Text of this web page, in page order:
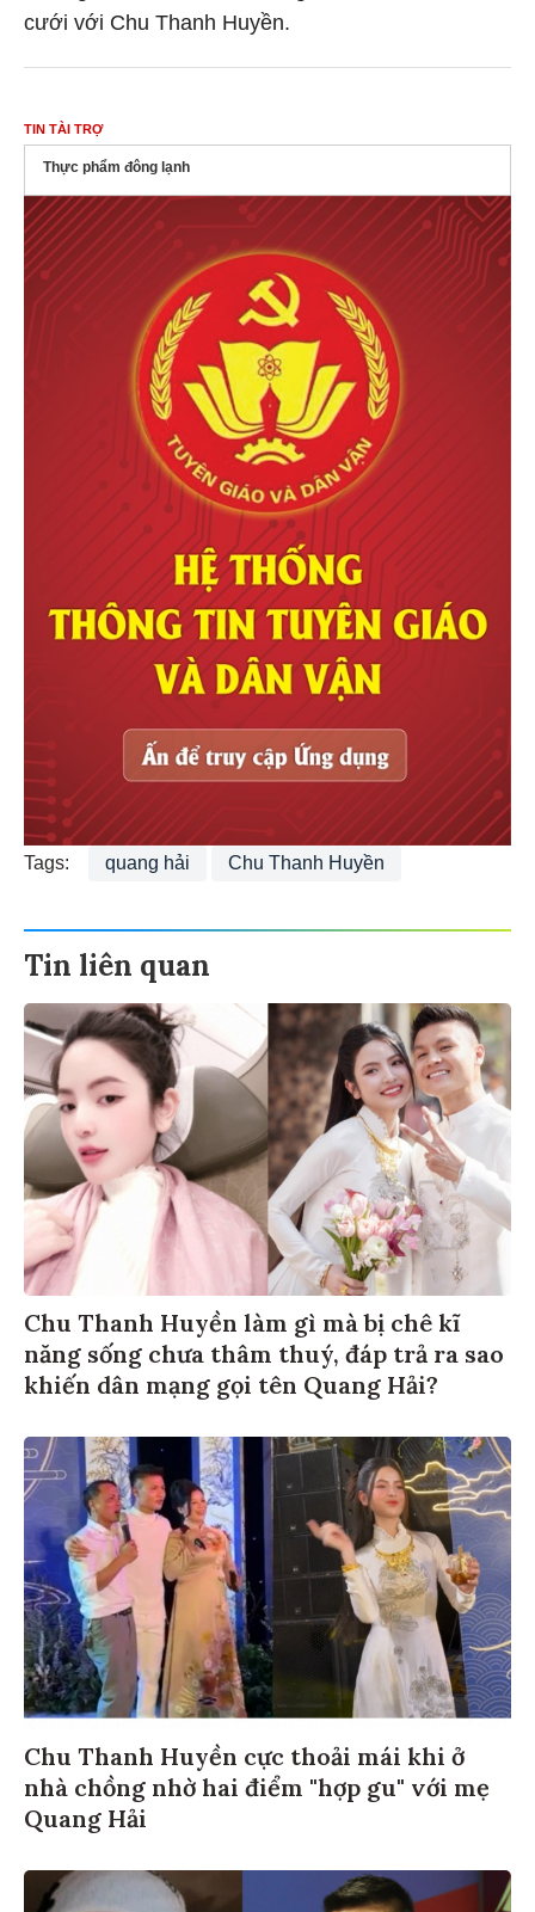
cưới với Chu Thanh Huyền.
TIN TÀI TRỢ
Thực phẩm đông lạnh
Tags: quang hải Chu Thanh Huyền
Tin liên quan
Chu Thanh Huyền làm gì mà bị chê kĩ
năng sống chưa thâm thuý, đáp trả ra sao
khiến dân mạng gọi tên Quang Hải?
Chu Thanh Huyền cực thoải mái khi ở
nhà chồng nhờ hai điểm "hợp gu" với mẹ
Quang Hải